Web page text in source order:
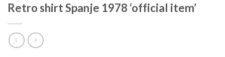
Retro shirt Spanje 1978 ‘official item’